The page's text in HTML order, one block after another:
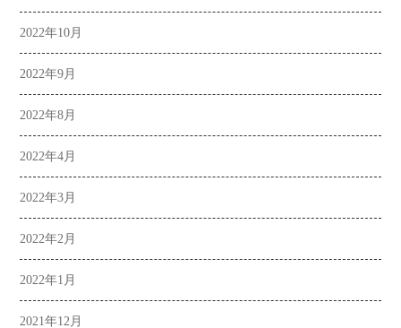
2022年10月
2022年9月
2022年8月
2022年4月
2022年3月
2022年2月
2022年1月
2021年12月